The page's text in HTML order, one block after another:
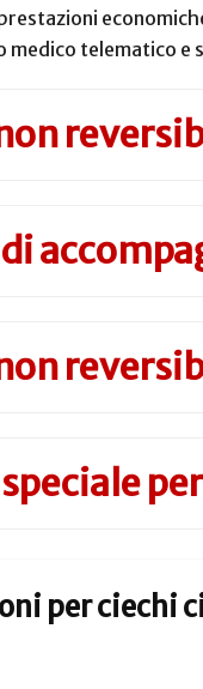
telematico e
per ciechi